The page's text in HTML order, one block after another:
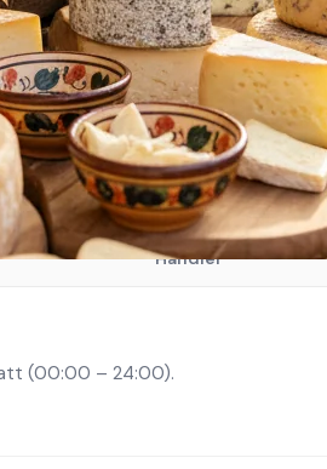
an der Lahn
Händler
(00:00 – 24:00).